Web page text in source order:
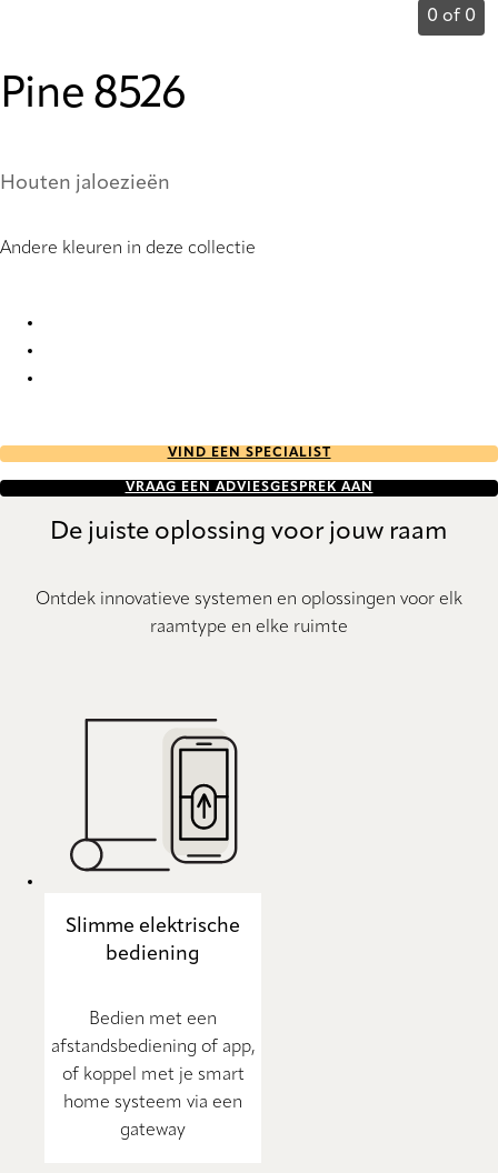
0 of 0
Pine 8526
Houten jaloezieën
Andere kleuren in deze collectie
VIND EEN SPECIALIST
VRAAG EEN ADVIESGESPREK AAN
De juiste oplossing voor jouw raam
Ontdek innovatieve systemen en oplossingen voor elk
raamtype en elke ruimte
Slimme elektrische
bediening
Bedien met een
afstandsbediening of app,
of koppel met je smart
home systeem via een
gateway